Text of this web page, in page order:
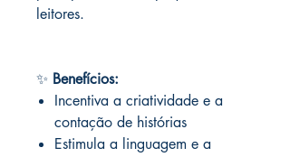
leitores.
✨ Benefícios:
Incentiva a criatividade e a
contação de histórias
Estimula a linguagem e a